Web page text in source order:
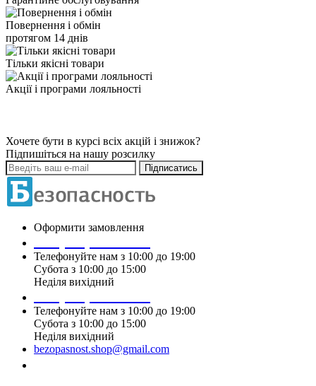
Повернення і обмін
протягом 14 днів
Тільки якісні товари
Акції і програми лояльності
Хочете бути в курсі всіх акцій і знижок?
Підпишіться на нашу розсилку
Підписатись
Оформити замовлення
Телефонуйте нам з 10:00 до 19:00
Субота з 10:00 до 15:00
Неділя вихідний
Телефонуйте нам з 10:00 до 19:00
Субота з 10:00 до 15:00
Неділя вихідний
bezopasnost.shop@gmail.com